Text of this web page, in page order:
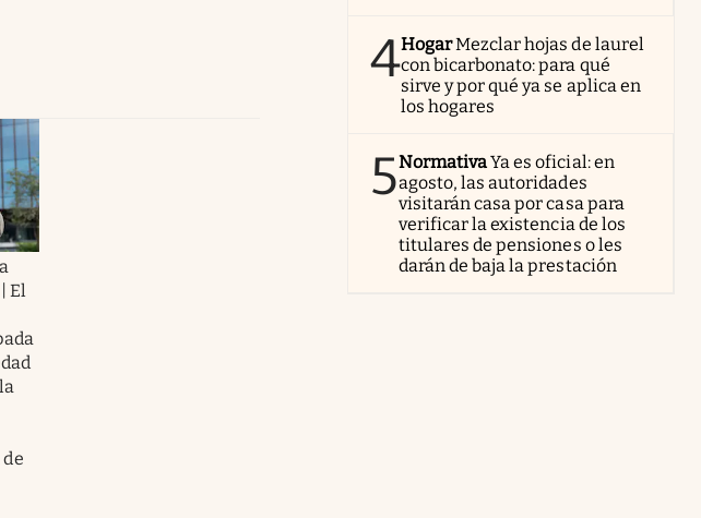
El
4HogarMezclar hojas de laurel
con bicarbonato: para qué
sirve y por qué ya se aplica en
los hogares
5NormativaYa es oficial: en
agosto, las autoridades
visitarán casa por casa para
verificar la existencia de los
titulares de pensiones o les
darán de baja la prestación